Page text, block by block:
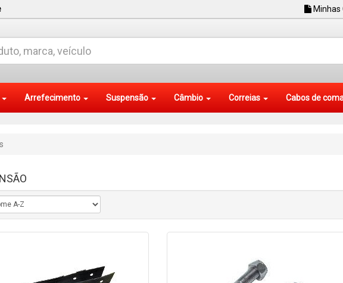
Minhas
Arrefecimento Suspensão Câmbio Correias Cabos de